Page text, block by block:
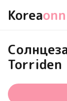
Korea
Torriden